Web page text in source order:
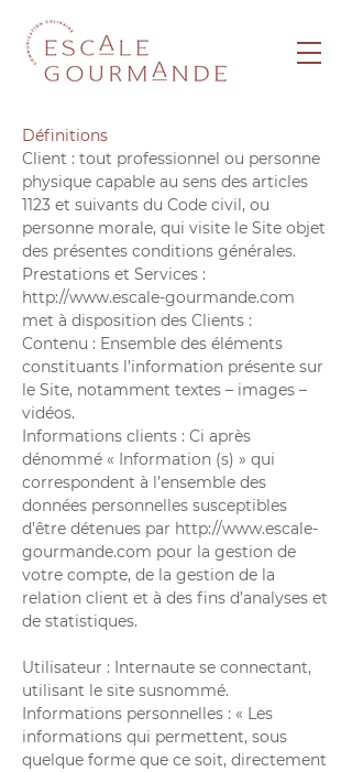
Définitions
Client : tout professionnel ou personne
physique capable au sens des articles
1123 et suivants du Code civil, ou
personne morale, qui visite le Site objet
des présentes conditions générales.
Prestations et Services :
http://www.escale-gourmande.com
met à disposition des Clients :
Contenu : Ensemble des éléments
constituants l’information présente sur
le Site, notamment textes – images –
vidéos.
Informations clients : Ci après
dénommé « Information (s) » qui
correspondent à l’ensemble des
données personnelles susceptibles
d’être détenues par http://www.escale-
gourmande.com pour la gestion de
votre compte, de la gestion de la
relation client et à des fins d’analyses et
de statistiques.
Utilisateur : Internaute se connectant,
utilisant le site susnommé.
Informations personnelles : « Les
informations qui permettent, sous
quelque forme que ce soit, directement